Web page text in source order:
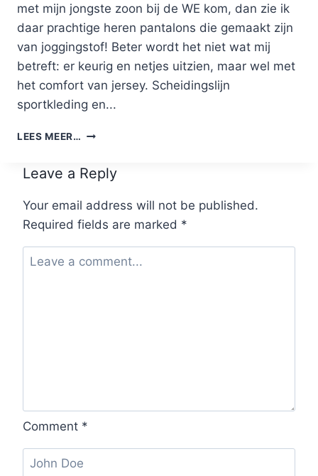
met mijn jongste zoon bij de WE kom, dan zie ik
daar prachtige heren pantalons die gemaakt zijn
van joggingstof! Beter wordt het niet wat mij
betreft: er keurig en netjes uitzien, maar wel met
het comfort van jersey. Scheidingslijn
sportkleding en...
LEES MEER… ATHLEISURE
DAGELIJKS
Leave a Reply
Your email address will not be published.
Required fields are marked *
Comment *